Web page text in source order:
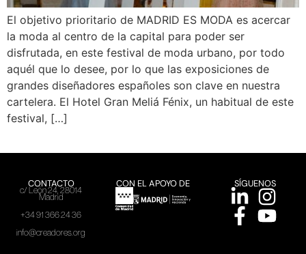
El objetivo prioritario de MADRID ES MODA es acercar
la moda al centro de la capital para poder ser
disfrutada, en este festival de moda urbano, por todo
aquél que lo desee, por lo que las exposiciones de
grandes diseñadores españoles son clave en nuestra
cartelera. El Hotel Gran Meliá Fénix, un habitual de este
festival, […]
CONTACTO
c/ León 24, 28014
Madrid
+34 91 366 24 36
info@creadores.org
CON EL APOYO DE SÍGUENOS